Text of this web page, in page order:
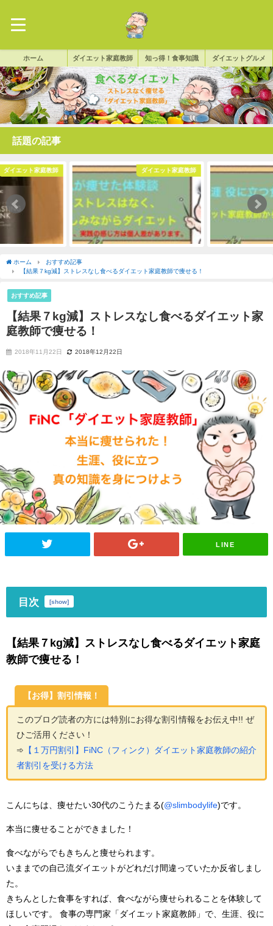
ホーム ダイエット家庭教師 知っ得！食事知識 ダイエットグルメ
話題の記事
ダイエット家庭教師 ダイエット家庭教師
ホーム
おすすめ記事
【結果７kg減】ストレスなし食べるダイエット家庭教師で痩せる！
おすすめ記事
【結果７kg減】ストレスなし食べるダイエット家
庭教師で痩せる！
2018年11月22日 2018年12月22日
LINE
目次 [show]
【結果７kg減】ストレスなし食べるダイエット家庭
教師で痩せる！
【お得】割引情報！
このブログ読者の方には特別にお得な割引情報をお伝え中!! ぜ
ひご活用ください！
➾ 【１万円割引】FiNC（フィンク）ダイエット家庭教師の紹介
者割引を受ける方法
こんにちは、痩せたい30代のこうたまる(@slimbodylife)です。
本当に痩せることができました！
食べながらでもきちんと痩せられます。
いままでの自己流ダイエットがどれだけ間違っていたか反省しまし
た。
きちんとした食事をすれば、食べながら痩せられることを体験して
ほしいです。 食事の専門家「ダイエット家庭教師」で、生涯、役に